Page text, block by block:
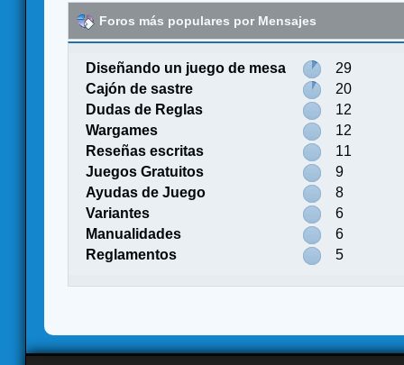
Foros más populares por Mensajes
Diseñando un juego de mesa
29
Cajón de sastre
20
Dudas de Reglas
12
Wargames
12
Reseñas escritas
11
Juegos Gratuitos
9
Ayudas de Juego
8
Variantes
6
Manualidades
6
Reglamentos
5